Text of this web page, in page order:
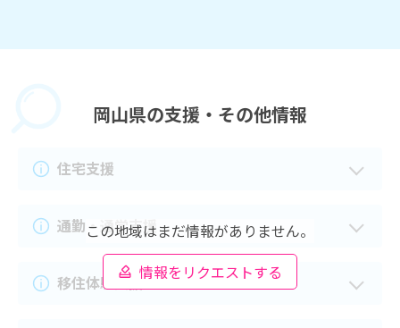
岡山県の支援・その他情報
この地域はまだ情報がありません。
情報をリクエストする
住宅支援
通勤・通学支援
移住体験支援